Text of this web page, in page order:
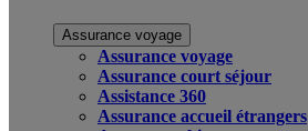
Assurance voyage
Assurance voyage
Assurance court séjour
Assistance 360
Assurance accueil étrangers